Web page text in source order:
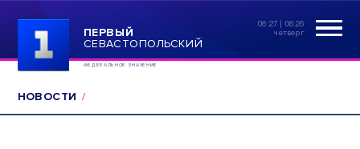
ПЕРВЫЙ
СЕВАСТОПОЛЬСКИЙ
ФЕДЕРАЛЬНОЕ ЗНАЧЕНИЕ
06:27 | 06.26
четверг
НОВОСТИ